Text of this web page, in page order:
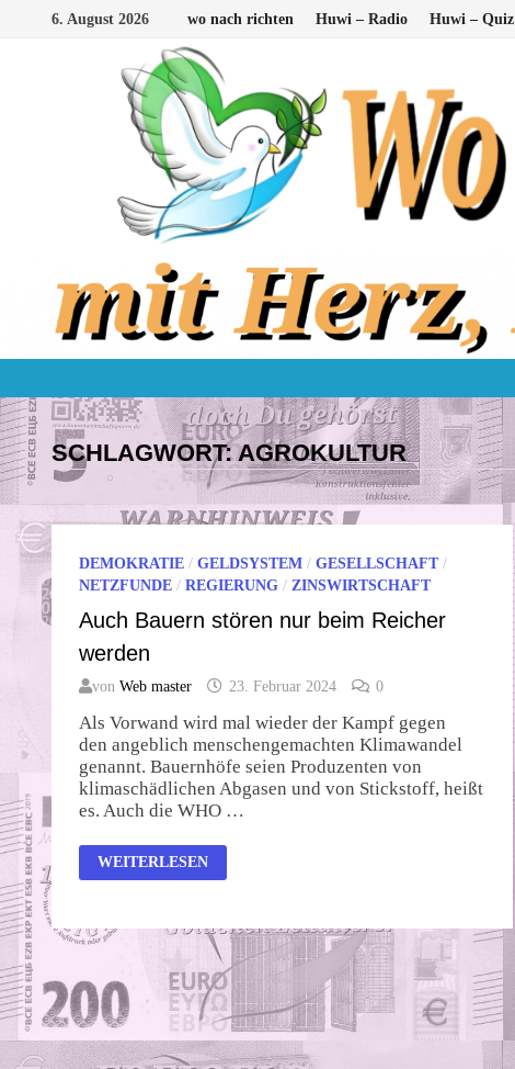
6. August 2026 wo nach richten Huwi – Radio Huwi – Quiz
SCHLAGWORT:AGROKULTUR
DEMOKRATIE / GELDSYSTEM / GESELLSCHAFT/
NETZFUNDE / REGIERUNG / ZINSWIRTSCHAFT
Auch Bauern stören nur beim Reicher
werden
von Web master 23. Februar 2024 0
Als Vorwand wird mal wieder der Kampf gegen
den angeblich menschengemachten Klimawandel
genannt. Bauernhöfe seien Produzenten von
klimaschädlichen Abgasen und von Stickstoff, heißt
es. Auch die WHO …
AUCH
BAUERN
REICHER
WEITERLESEN